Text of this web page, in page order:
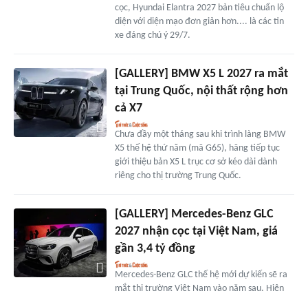
cọc, Hyundai Elantra 2027 bản tiêu chuẩn lộ
diện với diện mạo đơn giản hơn.... là các tin
xe đáng chú ý 29/7.
[GALLERY] BMW X5 L 2027 ra mắt
tại Trung Quốc, nội thất rộng hơn
cả X7
Chưa đầy một tháng sau khi trình làng BMW
X5 thế hệ thứ năm (mã G65), hãng tiếp tục
giới thiệu bản X5 L trục cơ sở kéo dài dành
riêng cho thị trường Trung Quốc.
[GALLERY] Mercedes-Benz GLC
2027 nhận cọc tại Việt Nam, giá
gần 3,4 tỷ đồng
Mercedes-Benz GLC thế hệ mới dự kiến sẽ ra
mắt thị trường Việt Nam vào năm sau. Hiện